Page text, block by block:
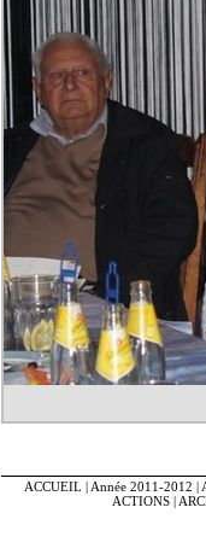
ACCUEIL | Année 2011-2012 |
ACTIONS |